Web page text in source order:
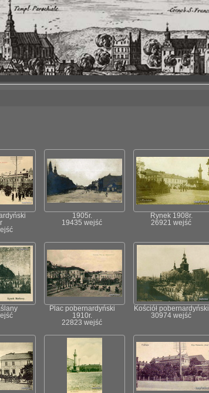
1905r.
19435 wejść
Rynek 1908r.
26921 wejść
Plac pobernardyński
1910r.
22823 wejść
Kościół pobernardyński
30974 wejść